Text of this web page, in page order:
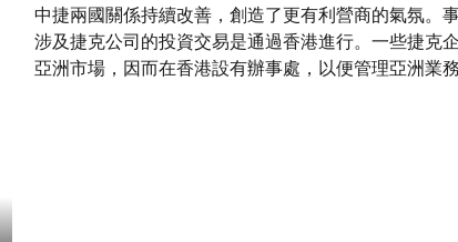
中捷兩國關係持續改善，創造了更有利營商的氣氛。
涉及捷克公司的投資交易是通過香港進行。一些捷克
亞洲市場，因而在香港設有辦事處，以便管理亞洲業務